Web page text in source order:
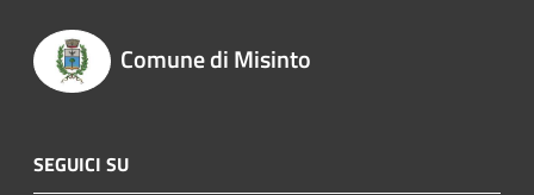
Comune di Misinto
SEGUICI SU